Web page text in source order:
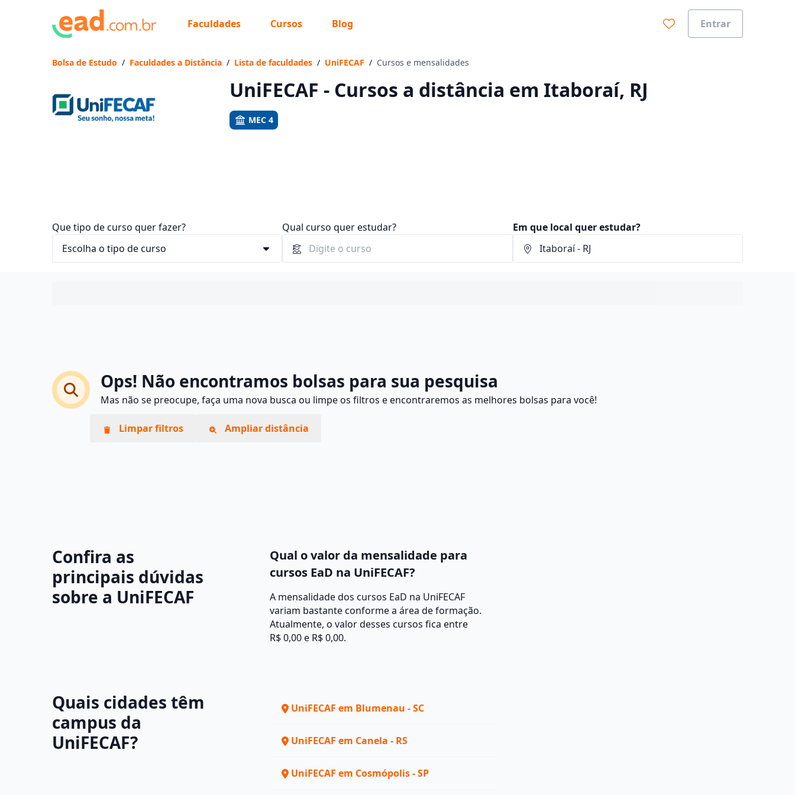
Faculdades Cursos Blog Entrar
Vamos te guiar no caminho ideal para seus estudos
Bolsa de Estudo / Faculdades a Distância / Lista de faculdades / UniFECAF / Cursos e mensalidades
UniFECAF - Cursos a distância em Itaboraí, RJ
MEC 4
Que tipo de curso quer fazer? Qual curso quer estudar? Em que local quer estudar?
Ops! Não encontramos bolsas para sua pesquisa
Mas não se preocupe, faça uma nova busca ou limpe os filtros e encontraremos as melhores bolsas para você!
Limpar filtros Ampliar distância
Confira as
principais dúvidas
sobre a UniFECAF
Qual o valor da mensalidade para
cursos EaD na UniFECAF?
A mensalidade dos cursos EaD na UniFECAF
variam bastante conforme a área de formação.
Atualmente, o valor desses cursos fica entre
R$ 0,00 e R$ 0,00.
Quais cidades têm
campus da
UniFECAF?
UniFECAF em Blumenau - SC
UniFECAF em Canela - RS
UniFECAF em Cosmópolis - SP